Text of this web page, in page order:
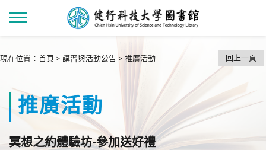
現在位置 ： 首頁 > 講習與活動公告 > 推廣活動 回上一頁
推廣活動
冥想之約體驗坊-參加送好禮